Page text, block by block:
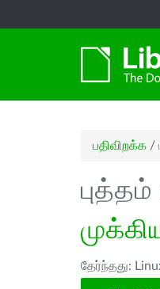
பதிவிறக்க /
புத்தம்
தேர்ந்தது: